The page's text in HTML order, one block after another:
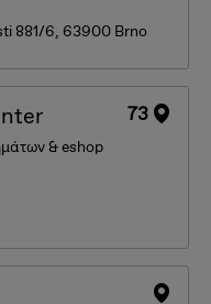
881/6, 63900 Brno
73
& eshop